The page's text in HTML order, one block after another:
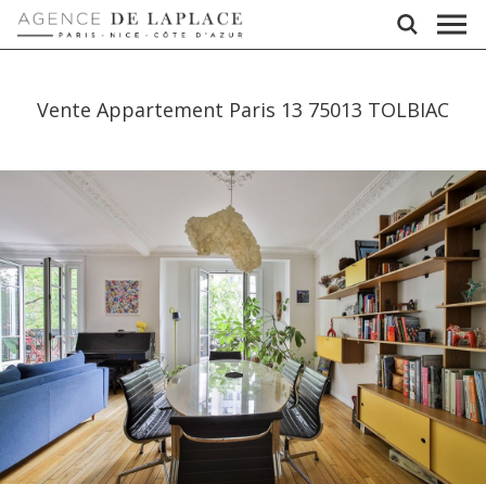
Vente Appartement Paris 13 75013 TOLBIAC